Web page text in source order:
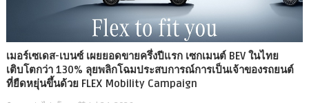
เมอร์เซเดส-เบนซ์ เผยยอดขายครึ่งปีแรก เซกเมนต์ BEV ในไทย
เติบโตกว่า 130% ลุยพลิกโฉมประสบการณ์การเป็นเจ้าของรถยนต์
ที่ยืดหยุ่นขึ้นด้วย FLEX Mobility Campaign